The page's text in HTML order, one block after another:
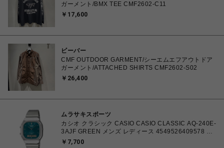
ガーメント/BMX TEE CMF2602-C11
￥17,600
ビーバー
CMF OUTDOOR GARMENT/シーエムエフアウトドア
ガーメント/ATTACHED SHIRTS CMF2602-S02
￥26,400
ムラサキスポーツ
カシオ クラシック CASIO CASIO CLASSIC AQ-240E-
3AJF GREEN メンズ レディース 4549526409578 腕
￥7,700